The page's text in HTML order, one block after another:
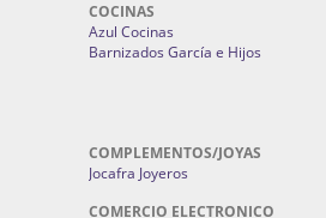
COCINAS
Azul Cocinas
Barnizados García e Hijos
COMPLEMENTOS/JOYAS
Jocafra Joyeros
COMERCIO ELECTRONICO